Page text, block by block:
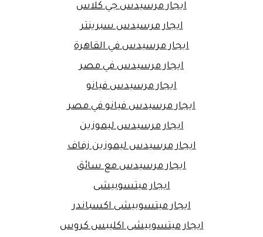
ايجار مرسيدس جي كلاس
ايجار مرسيدس سبرينتر
ايجار مرسيدس في القاهرة
ايجار مرسيدس في مصر
ايجار مرسيدس فيانو
ايجار مرسيدس فيانو في مصر
ايجار مرسيدس ليموزين
ايجار مرسيدس ليموزين زفاف
ايجار مرسيدس مع سائق
ايجار ميتسوبيشى
ايجار ميتسوبيشى اكسباندر
ايجار ميتسوبيشى اكليبس كروس